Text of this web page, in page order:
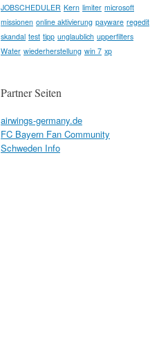
JOBSCHEDULER Kern limiter microsoft
missionen online aktivierung payware regedit
skandal test tipp unglaublich upperfilters
Water wiederherstellung win 7 xp
Partner Seiten
airwings-germany.de
FC Bayern Fan Community
Schweden Info